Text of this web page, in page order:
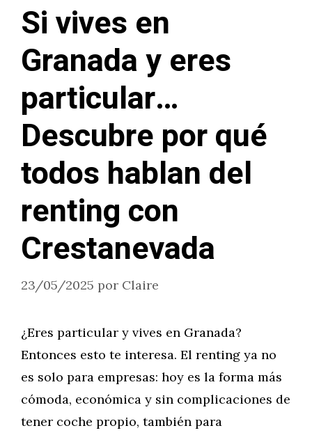
Si vives en
Granada y eres
particular…
Descubre por qué
todos hablan del
renting con
Crestanevada
23/05/2025 por Claire
¿Eres particular y vives en Granada?
Entonces esto te interesa. El renting ya no
es solo para empresas: hoy es la forma más
cómoda, económica y sin complicaciones de
tener coche propio, también para